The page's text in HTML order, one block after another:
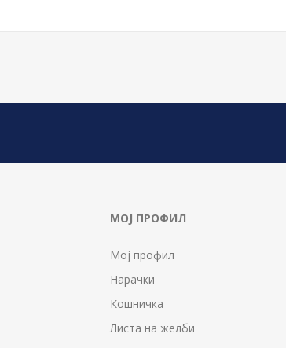
МОЈ ПРОФИЛ
Мој профил
Нарачки
Кошничка
Листа на желби